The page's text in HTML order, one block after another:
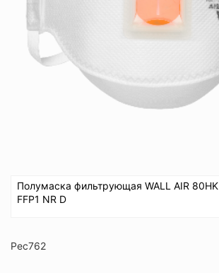
Полумаска фильтрующая WALL AIR 80HK
FFP1 NR D
Рес762